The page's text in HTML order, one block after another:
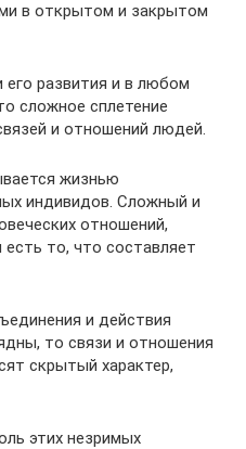
в открытом и закрытом
развития и в любом
сложное сплетение
и отношений людей.
жизнью
индивидов. Сложный и
отношений,
есть то, что составляет
и действия
то связи и отношения
скрытый характер,
этих незримых